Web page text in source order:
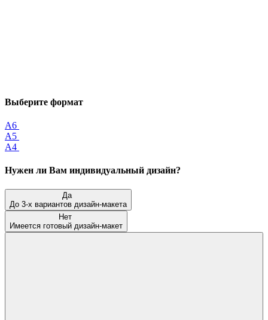
Выберите формат
A6
A5
A4
Нужен ли Вам индивидуальный дизайн?
Да
До 3-х вариантов дизайн-макета
Нет
Имеется готовый дизайн-макет